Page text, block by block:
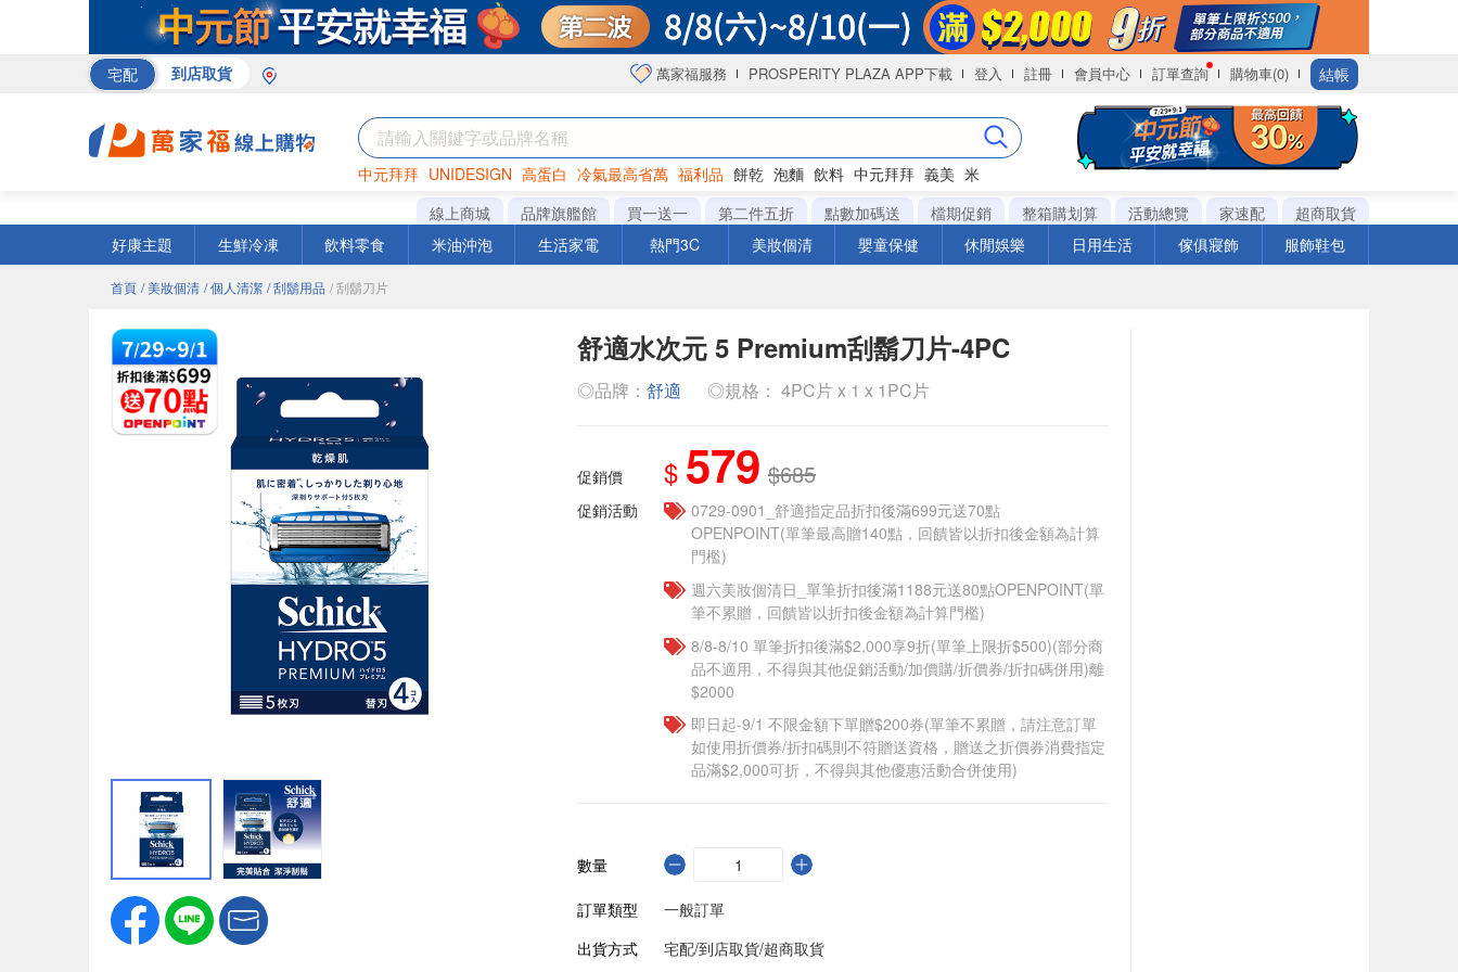
宅配 到店取貨 萬家福服務 PROSPERITY PLAZA APP下載 登入 註冊 會員中心 訂單查詢 購物車(0) 結帳
中元拜拜 UNIDESIGN 高蛋白 冷氣最高省萬 福利品 餅乾 泡麵 飲料 中元拜拜 義美 米
罐頭 咖啡 海苔
線上商城 品牌旗艦館 買一送一 第二件五折 點數加碼送 檔期促銷 整箱購划算 活動總覽 家速配
超商取貨
好康主題
生鮮冷凍 飲料零食 米油沖泡 生活家電 熱門3C 美妝個清 嬰童保健 休閒娛樂 日用生活 傢俱寢飾 服飾鞋包
首頁 / 美妝個清 / 個人清潔 / 刮鬍用品 / 刮鬍刀片
舒適水次元 5 Premium刮鬍刀片-4PC
◎品牌： 舒適 ◎規格： 4PC片 x 1 x 1PC片
促銷價 $ 579 $685
促銷活動
0729-0901_舒適指定品折扣後滿699元送70點
OPENPOINT(單筆最高贈140點，回饋皆以折扣後金額為計算
門檻)
週六美妝個清日_單筆折扣後滿1188元送80點OPENPOINT(單
筆不累贈，回饋皆以折扣後金額為計算門檻)
8/8-8/10 單筆折扣後滿$2,000享9折(單筆上限折$500)(部分商
品不適用，不得與其他促銷活動/加價購/折價券/折扣碼併用)離
$2000
即日起-9/1 不限金額下單贈$200券(單筆不累贈，請注意訂單
如使用折價券/折扣碼則不符贈送資格，贈送之折價券消費指定
品滿$2,000可折，不得與其他優惠活動合併使用)
數量
訂單類型
一般訂單
出貨方式
宅配/到店取貨/超商取貨